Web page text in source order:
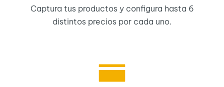
Captura tus productos y configura hasta 6
distintos precios por cada uno.